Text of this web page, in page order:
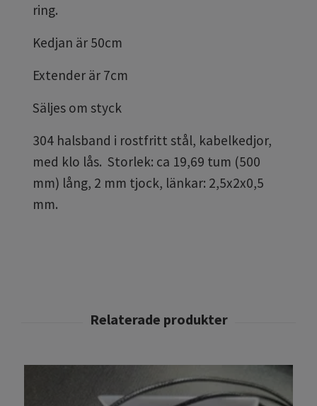
ring.
Kedjan är 50cm
Extender är 7cm
Säljes om styck
304 halsband i rostfritt stål, kabelkedjor,
med klo lås. Storlek: ca 19,69 tum (500
mm) lång, 2 mm tjock, länkar: 2,5x2x0,5
mm.